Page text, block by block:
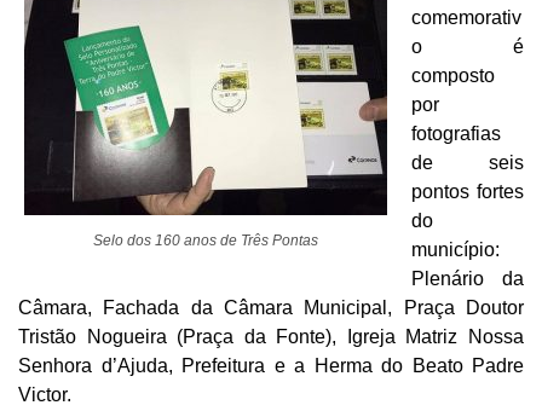
Selo dos 160 anos de Três Pontas
comemorativ
o é
composto
por
fotografias
de seis
pontos fortes
do
município:
Plenário da
Câmara, Fachada da Câmara Municipal, Praça Doutor
Tristão Nogueira (Praça da Fonte), Igreja Matriz Nossa
Senhora d’Ajuda, Prefeitura e a Herma do Beato Padre
Victor.